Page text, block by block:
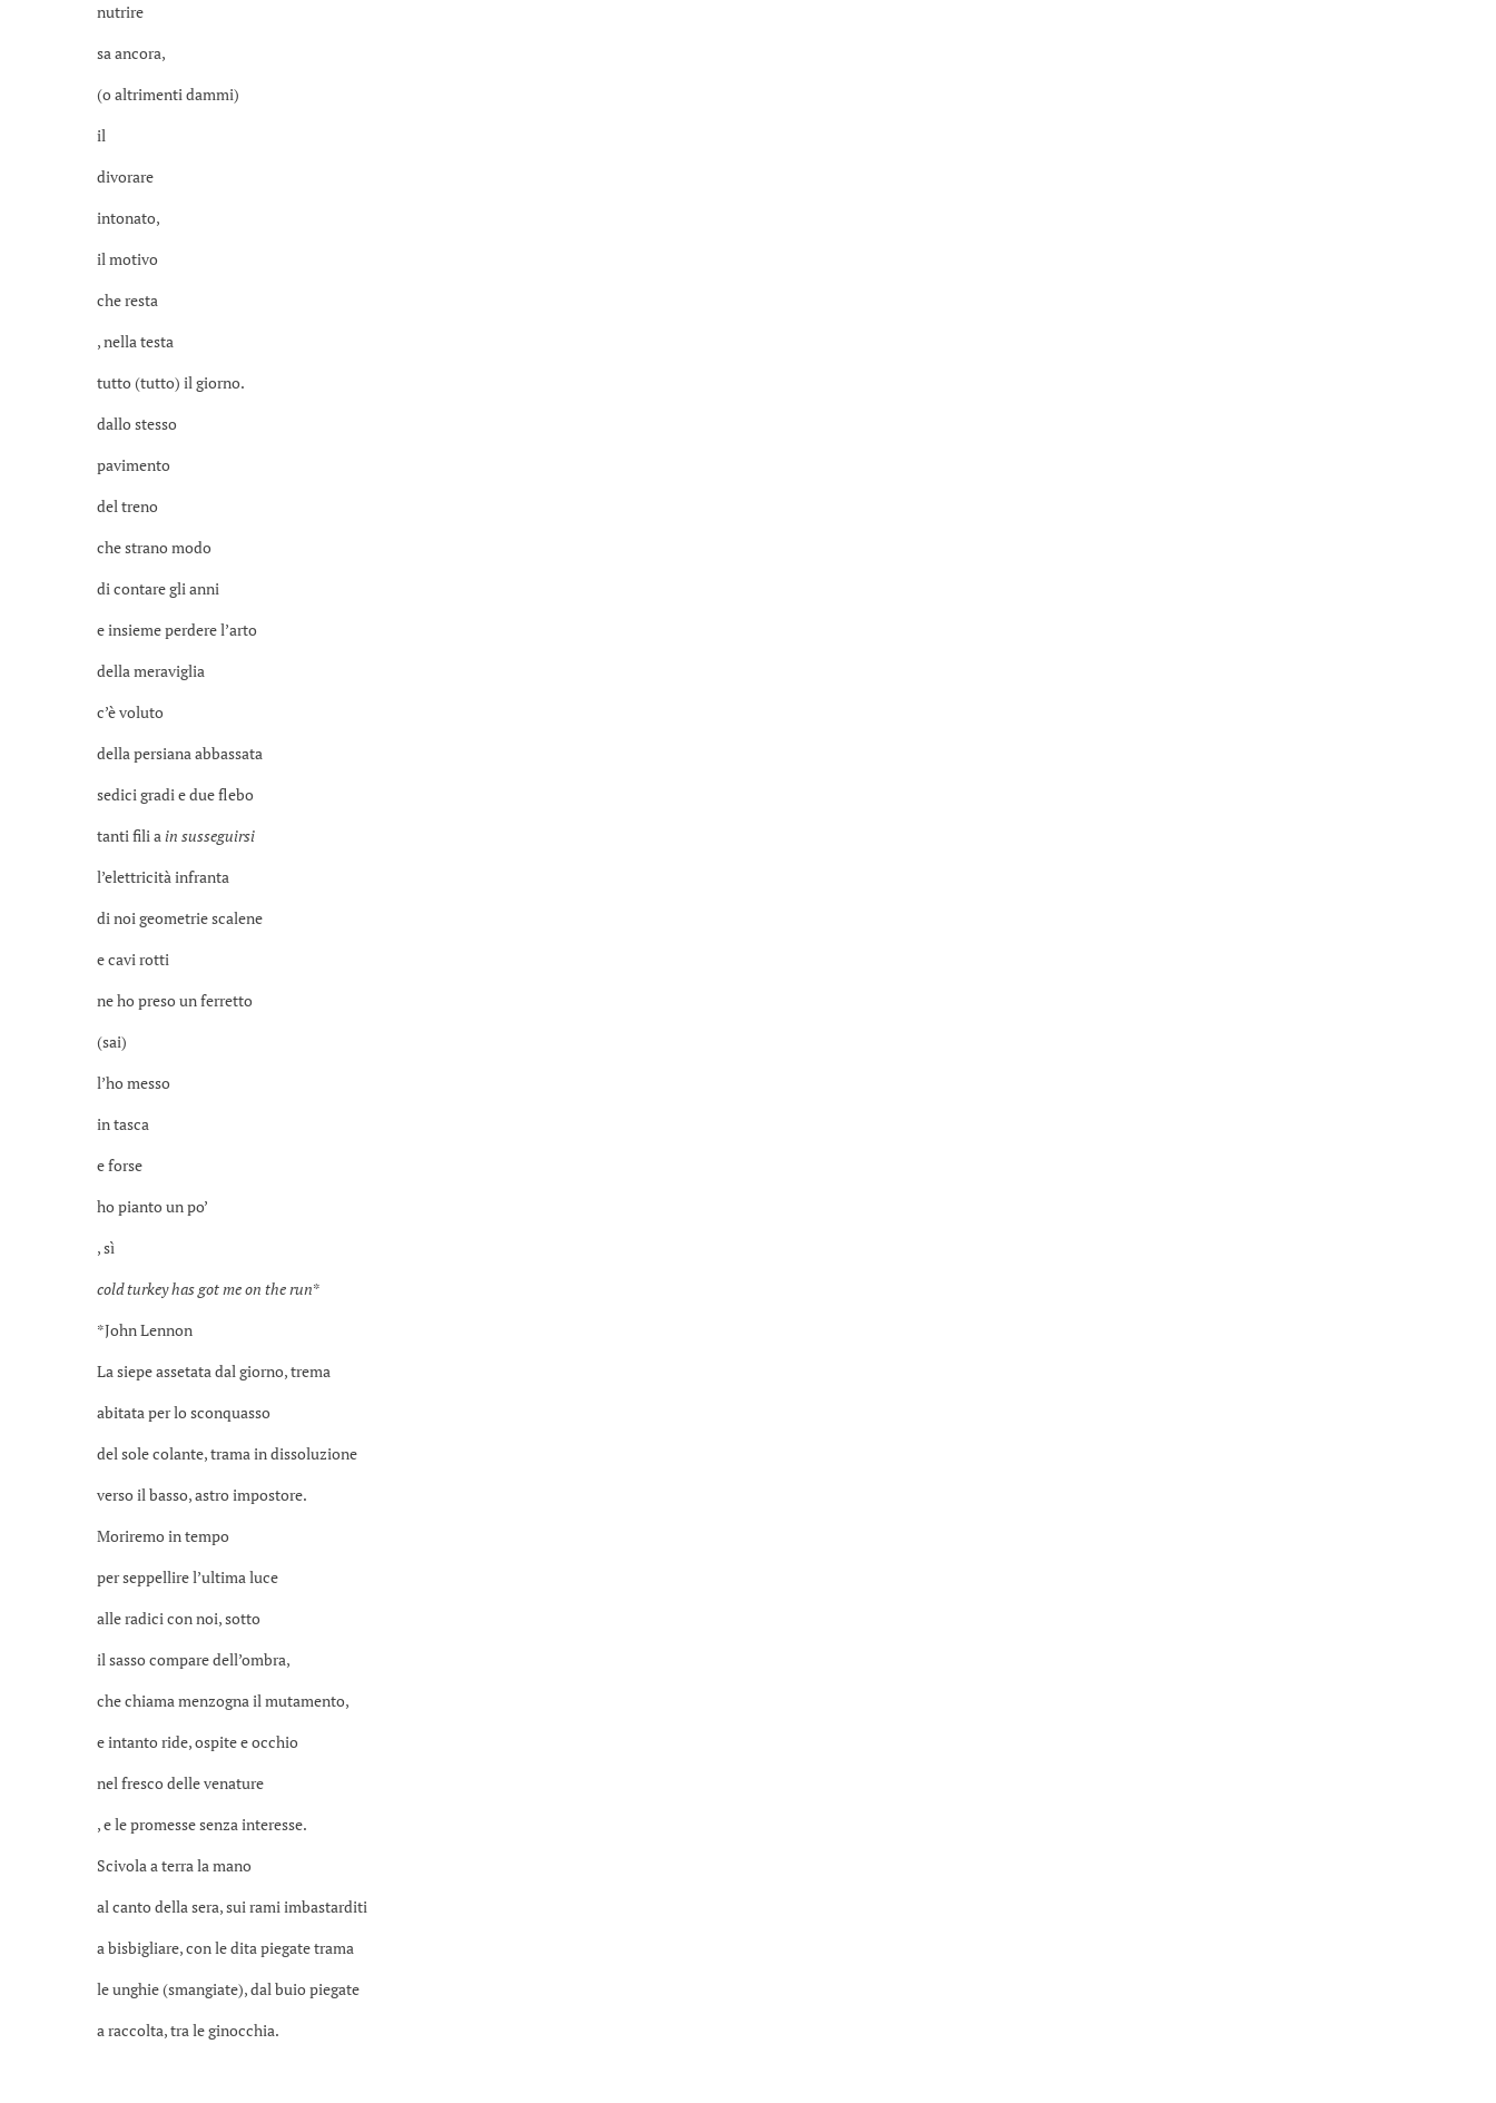
nutrire
sa ancora,
(o altrimenti dammi)
il
divorare
intonato,
il motivo
che resta
, nella testa
tutto (tutto) il giorno.
dallo stesso
pavimento
del treno
che strano modo
di contare gli anni
e insieme perdere l’arto
della meraviglia
c’è voluto
della persiana abbassata
sedici gradi e due flebo
tanti fili ain susseguirsi
l’elettricità infranta
di noi geometrie scalene
e cavi rotti
ne ho preso un ferretto
(sai)
l’ho messo
in tasca
e forse
ho pianto un po’
, sì
cold turkey has got me on the run*
*John Lennon
La siepe assetata dal giorno, trema
abitata per lo sconquasso
del sole colante, trama in dissoluzione
verso il basso, astro impostore.
Moriremo in tempo
per seppellire l’ultima luce
alle radici con noi, sotto
il sasso compare dell’ombra,
che chiama menzogna il mutamento,
e intanto ride, ospite e occhio
nel fresco delle venature
, e le promesse senza interesse.
Scivola a terra la mano
al canto della sera, sui rami imbastarditi
a bisbigliare, con le dita piegate trama
le unghie (smangiate), dal buio piegate
a raccolta, tra le ginocchia.